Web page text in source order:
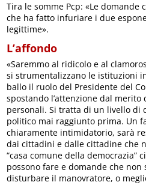
Tira le somme Pcp: «Le domande
che ha fatto infuriare i due
legittime».
L’affondo
«Saremmo al ridicolo e al
si strumentalizzano le istituzioni
ballo il ruolo del Presidente del
spostando l’attenzione dal
personali. Si tratta di un livello di
politico mai raggiunto prima. Un
chiaramente intimidatorio, sarà
dai cittadini e dalle cittadine che
“casa comune della democrazia”
possono fare e domande che
disturbare il manovratore, o